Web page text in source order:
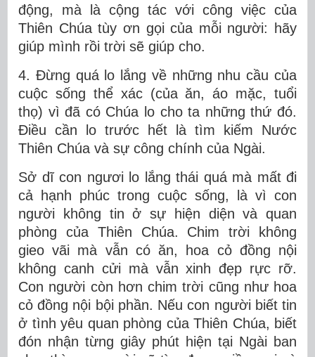
động, mà là cộng tác với công việc của
Thiên Chúa tùy ơn gọi của mỗi người: hãy
giúp mình rồi trời sẽ giúp cho.
4. Đừng quá lo lắng về những nhu cầu của
cuộc sống thể xác (của ăn, áo mặc, tuổi
thọ) vì đã có Chúa lo cho ta những thứ đó.
Điều cần lo trước hết là tìm kiếm Nước
Thiên Chúa và sự công chính của Ngài.
Sở dĩ con ngươi lo lắng thái quá mà mất đi
cả hạnh phúc trong cuộc sống, là vì con
người không tin ở sự hiện diện và quan
phòng của Thiên Chúa. Chim trời không
gieo vãi mà vẫn có ăn, hoa cỏ đồng nội
không canh cửi mà vẫn xinh đẹp rực rỡ.
Con người còn hơn chim trời cũng như hoa
cỏ đồng nội bội phần. Nếu con người biết tin
ở tình yêu quan phòng của Thiên Chúa, biết
đón nhận từng giây phút hiện tại Ngài ban